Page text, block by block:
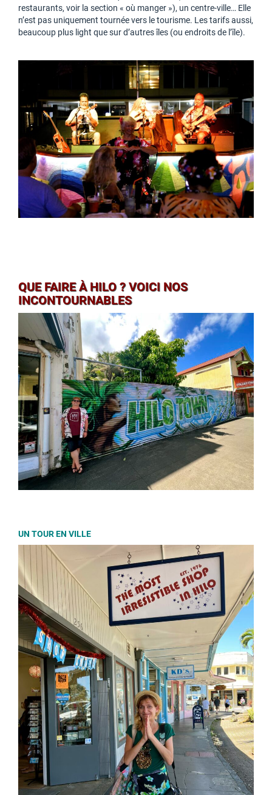
restaurants, voir la section « où manger »), un centre-ville… Elle
n’est pas uniquement tournée vers le tourisme. Les tarifs aussi,
beaucoup plus light que sur d’autres îles (ou endroits de l’île).
QUE FAIRE À HILO ? VOICI NOS
INCONTOURNABLES
UN TOUR EN VILLE